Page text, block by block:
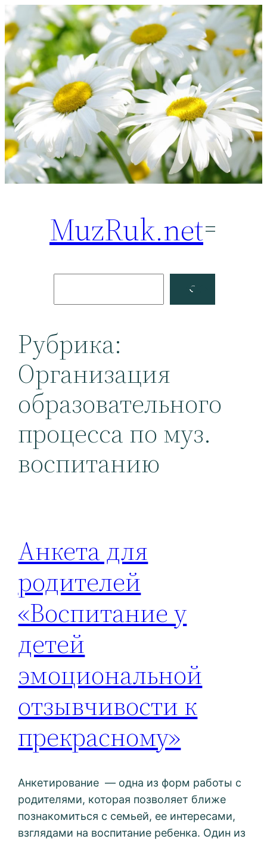
Перейти
к
содержимому
MuzRuk.net
Facebook
Рубрика:
Организация
образовательного
процесса по муз.
воспитанию
Анкета для
родителей
«Воспитание у
детей
эмоциональной
отзывчивости к
прекрасному»
Анкетирование — одна из форм работы с
родителями, которая позволяет ближе
познакомиться с семьей, ее интересами,
взглядами на воспитание ребенка. Один из